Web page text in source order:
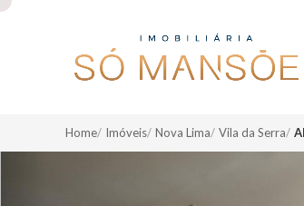
Home Imóveis Nova Lima Vila da Serra